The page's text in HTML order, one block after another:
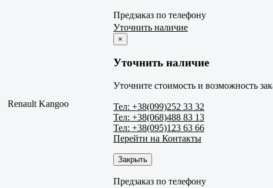
Предзаказ по телефону
Renault Kangoo
Уточнить наличие
×
Уточнить наличие
Уточните стоимость и возможность
Тел: +38(099)252 33 32
Тел: +38(068)488 83 13
Тел: +38(095)123 63 66
Перейти на Контакты
Закрыть
Предзаказ по телефону